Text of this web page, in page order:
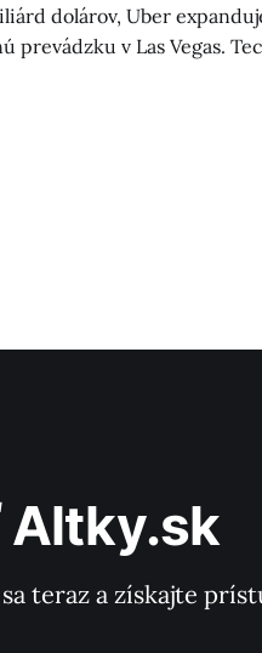
dolárov, Uber
prevádzku v Las Vegas.
a Paramount.
Altky.sk
teraz a získajte